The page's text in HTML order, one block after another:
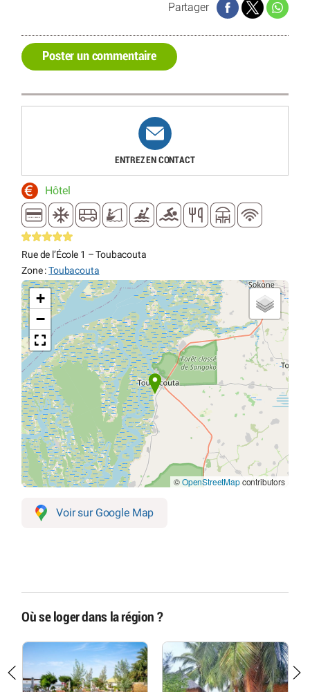
Partager
Poster un commentaire
ENTREZ EN CONTACT
Hôtel
Rue de l’École 1 – Toubacouta
Zone :Toubacouta
+
−
©OpenStreetMapcontributors
Voir sur Google Map
Où se loger dans la région ?